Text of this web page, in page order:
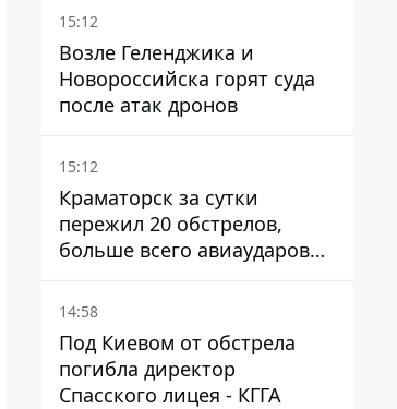
15:12
Возле Геленджика и
Новороссийска горят суда
после атак дронов
15:12
Краматорск за сутки
пережил 20 обстрелов,
больше всего авиаударов
КАБ-250
14:58
Под Киевом от обстрела
погибла директор
Спасского лицея - КГГА